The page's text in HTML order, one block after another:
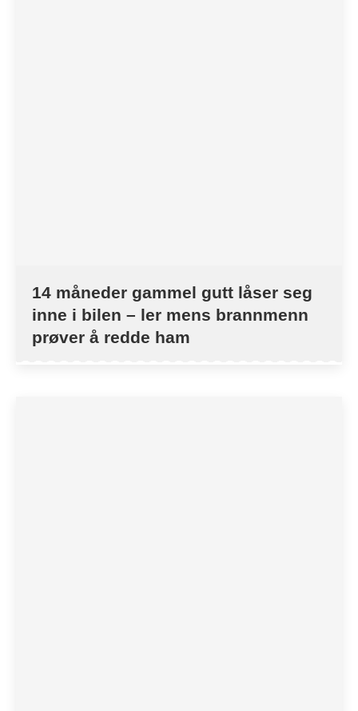
14 måneder gammel gutt låser seg
inne i bilen – ler mens brannmenn
prøver å redde ham